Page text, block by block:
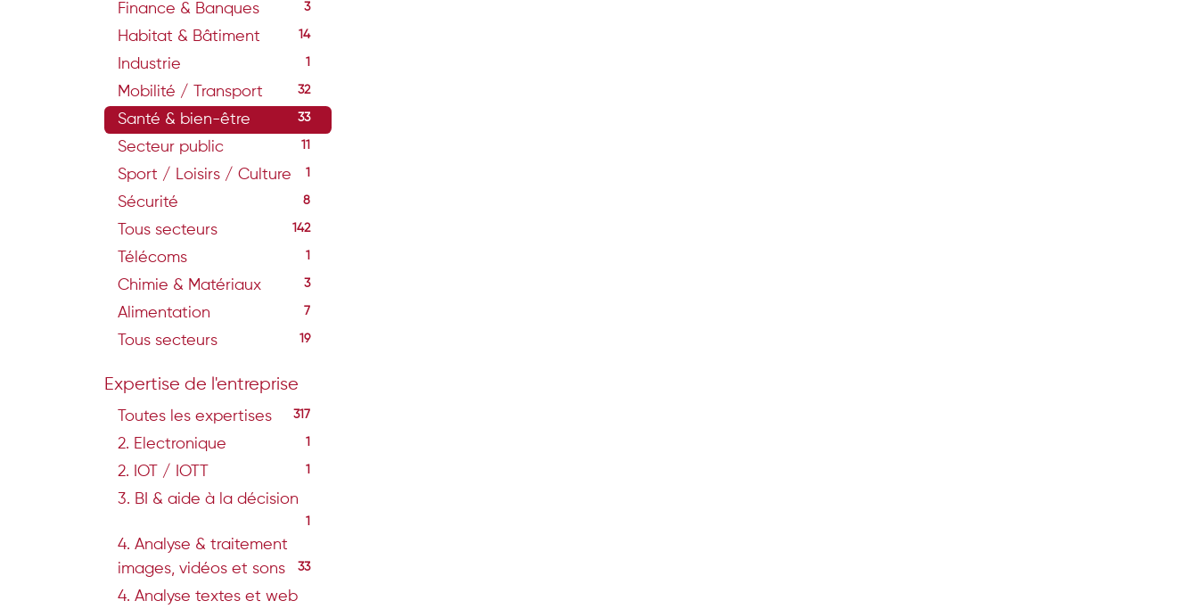
Finance & Banques 3
Habitat & Bâtiment 14
Industrie 1
Mobilité / Transport 32
Santé & bien-être 33
Secteur public 11
Sport / Loisirs / Culture 1
Sécurité 8
Tous secteurs 142
Télécoms 1
Chimie & Matériaux 3
Alimentation 7
Tous secteurs 19
Expertise de l'entreprise
Toutes les expertises 317
2. Electronique 1
2. IOT / IOTT 1
3. BI & aide à la décision
1
4. Analyse & traitement
images, vidéos et sons
33
4. Analyse textes et web